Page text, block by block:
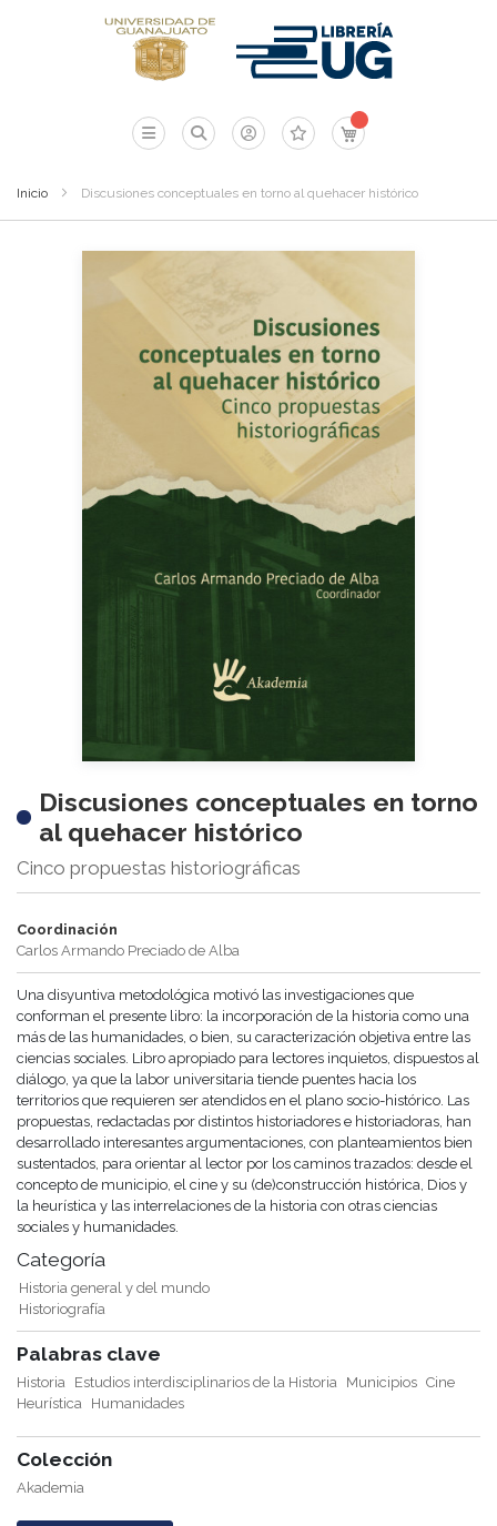
Mi carrito
Inicio Discusiones conceptuales en torno al quehacer histórico
Discusiones conceptuales en torno
al quehacer histórico
Cinco propuestas historiográficas
Coordinación
Carlos Armando Preciado de Alba
Una disyuntiva metodológica motivó las investigaciones que
conforman el presente libro: la incorporación de la historia como una
más de las humanidades, o bien, su caracterización objetiva entre las
ciencias sociales. Libro apropiado para lectores inquietos, dispuestos al
diálogo, ya que la labor universitaria tiende puentes hacia los
territorios que requieren ser atendidos en el plano socio-histórico. Las
propuestas, redactadas por distintos historiadores e historiadoras, han
desarrollado interesantes argumentaciones, con planteamientos bien
sustentados, para orientar al lector por los caminos trazados: desde el
concepto de municipio, el cine y su (de)construcción histórica, Dios y
la heurística y las interrelaciones de la historia con otras ciencias
sociales y humanidades.
Categoría
Historia general y del mundo
Historiografía
Palabras clave
Historia Estudios interdisciplinarios de la Historia Municipios Cine
Heurística Humanidades
Colección
Akademia